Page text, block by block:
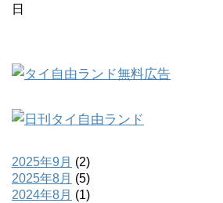
日
2025年9月 (2)
2025年8月 (5)
2024年8月 (1)